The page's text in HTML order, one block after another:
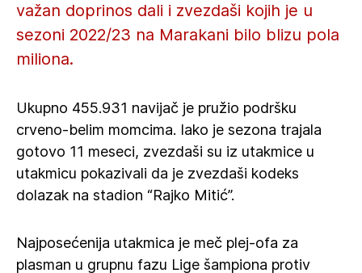
važan doprinos dali i zvezdaši kojih je u
sezoni 2022/23 na Marakani bilo blizu pola
miliona.
Ukupno 455.931 navijač je pružio podršku
crveno-belim momcima. Iako je sezona trajala
gotovo 11 meseci, zvezdaši su iz utakmice u
utakmicu pokazivali da je zvezdaši kodeks
dolazak na stadion “Rajko Mitić”.
Najposećenija utakmica je meč plej-ofa za
plasman u grupnu fazu Lige šampiona protiv